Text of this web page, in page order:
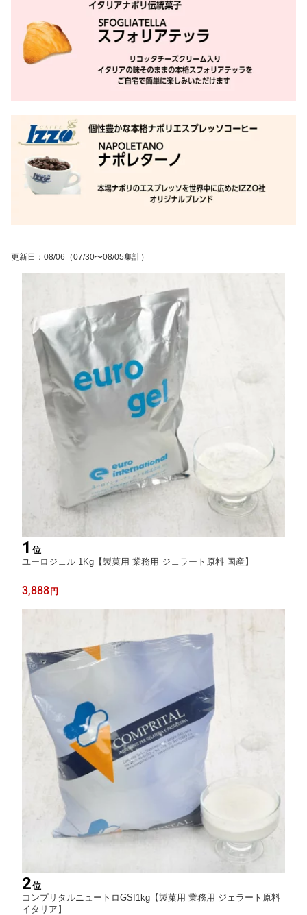
更新日 ： 08/06 （07/30〜08/05集計）
1 位
ユーロジェル 1Kg【製菓用 業務用 ジェラート原料 国産】
3,888円
2位
コンプリタルニュートロGSI1kg【製菓用 業務用 ジェラート原料
イタリア】